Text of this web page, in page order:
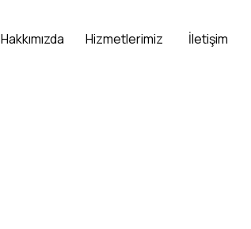
Hakkımızda Hizmetlerimiz İletişim